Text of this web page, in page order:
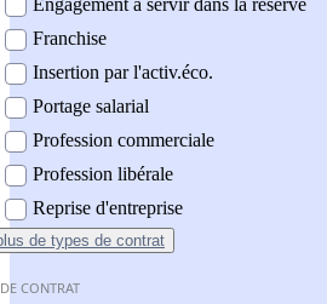
Engagement à servir dans la réserve
Franchise
Insertion par l'activ.éco.
Portage salarial
Profession commerciale
Profession libérale
Reprise d'entreprise
de types de contrat
CONTRAT